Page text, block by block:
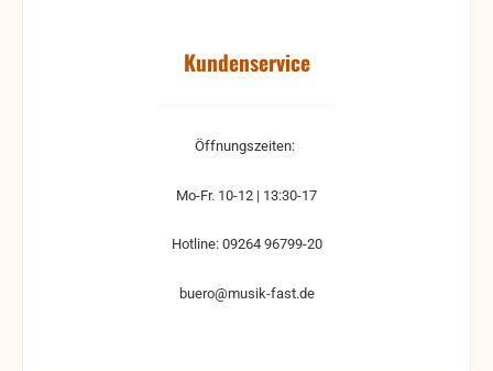
Kundenservice
Öffnungszeiten:
Mo-Fr. 10-12 | 13:30-17
Hotline: 09264 96799-20
buero@musik-fast.de